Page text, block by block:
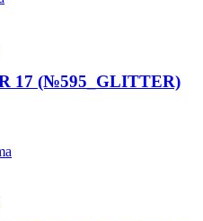
17 (№595_GLITTER)